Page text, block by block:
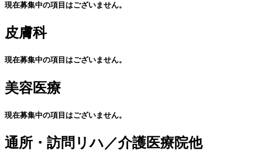
現在募集中の項目はございません。
皮膚科
現在募集中の項目はございません。
美容医療
現在募集中の項目はございません。
通所・訪問リハ／介護医療院他